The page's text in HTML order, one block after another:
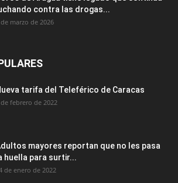
contra las drogas...
marzo de 2026
tarifa del Teleférico de Caracas
febrero de 2022
mayores reportan que no les pasa
huella para surtir...
de enero de 2022